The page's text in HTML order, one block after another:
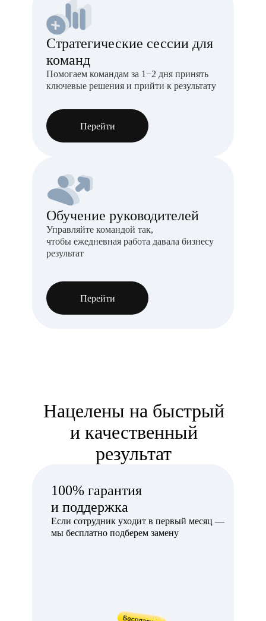
Стратегические сессии для
команд
Помогаем командам за 1−2 дня принять
ключевые решения и прийти к результату
Перейти
Обучение руководителей
Управляйте командой так,
чтобы ежедневная работа давала бизнесу
результат
Перейти
Нацелены на быстрый
и качественный
результат
100% гарантия
и поддержка
Если сотрудник уходит в первый месяц —
мы бесплатно подберем замену